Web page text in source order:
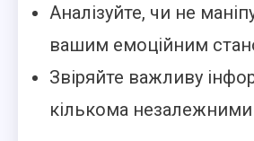
Аналізуйте, чи не
вашим емоційним
Звіряйте важливу
кількома